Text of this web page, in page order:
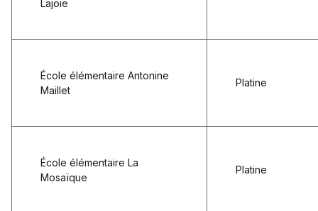
Lajoie
École élémentaire Antonine
Maillet
Platine
École élémentaire La
Mosaïque
Platine